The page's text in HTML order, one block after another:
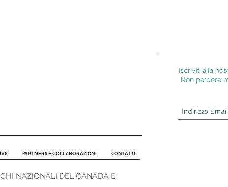
Iscriviti alla
Non perdere
NAZIONALI DEL CANADA E'
PARTNERS E COLLABORAZIONI CONTATTI